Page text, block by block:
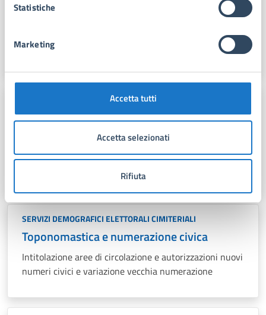
Statistiche
Marketing
Accetta tutti
Accetta selezionati
Rifiuta
Albo dei giudici popolari
I Giudici Popolari fanno parte del Collegio giudicante
delle Corti d’Assise e delle Corti d’Assise d’Appello
SERVIZI DEMOGRAFICI ELETTORALI CIMITERIALI
Albo delle persone idonee all’ufficio di
presidente di seggio elettorale
E’ un elenco di nominativi che l’ufficio Elettorale
SERVIZI DEMOGRAFICI ELETTORALI CIMITERIALI
Toponomastica e numerazione civica
Intitolazione aree di circolazione e autorizzazioni nuovi
numeri civici e variazione vecchia numerazione